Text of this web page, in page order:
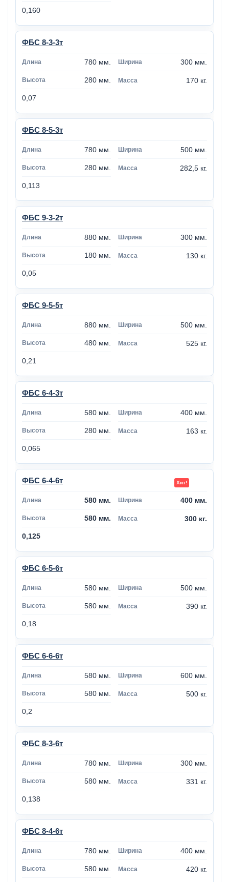
0,160
ФБС 8-3-3т
780 мм. 300 мм.
280 мм. 170 кг.
0,07
ФБС 8-5-3т
780 мм. 500 мм.
280 мм. 282,5 кг.
0,113
ФБС 9-3-2т
880 мм. 300 мм.
180 мм. 130 кг.
0,05
ФБС 9-5-5т
880 мм. 500 мм.
480 мм. 525 кг.
0,21
ФБС 6-4-3т
580 мм. 400 мм.
280 мм. 163 кг.
0,065
ФБС 6-4-6т
580 мм. 400 мм.
580 мм. 300 кг.
0,125
ФБС 6-5-6т
580 мм. 500 мм.
580 мм. 390 кг.
0,18
ФБС 6-6-6т
580 мм. 600 мм.
580 мм. 500 кг.
0,2
ФБС 8-3-6т
780 мм. 300 мм.
580 мм. 331 кг.
0,138
ФБС 8-4-6т
780 мм. 400 мм.
580 мм. 420 кг.